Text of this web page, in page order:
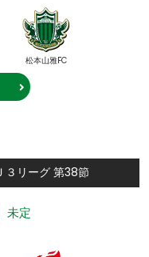
松本山雅FC
リーグ 第38節
未定